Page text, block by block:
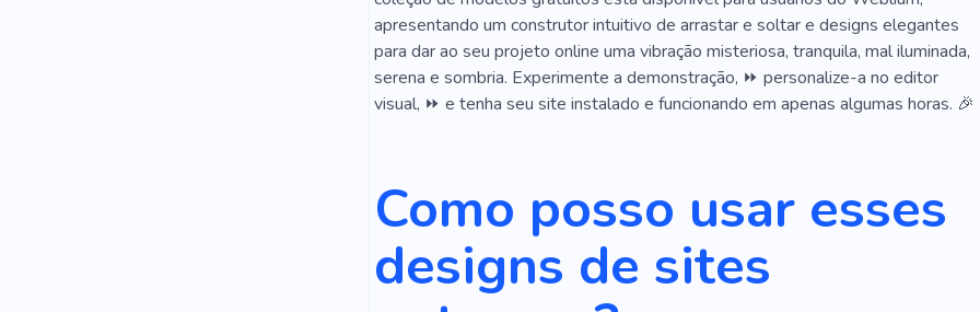
Ano Novo
Horror Espetáculo Adesivo
Peixe
Equipamento
Iluminação Seguro Pernoite
Pegar
Reserva
Experiência Serviços Recepção
Orçamento
Construtor De Pop-ups
Antecipação
Parabéns Destino Encontre O Tesouro
Fora
Sala
Investigação Escuro Aniversário
apresentando um construtor intuitivo de arrastar e soltar e designs elegantes
para dar ao seu projeto online uma vibração misteriosa, tranquila, mal iluminada,
serena e sombria. Experimente a demonstração, ⏩ personalize-a no editor
visual, ⏩ e tenha seu site instalado e funcionando em apenas algumas horas. 🎉
Como posso usar esses
designs de sites